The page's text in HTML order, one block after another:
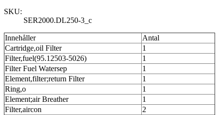
SKU:
SER2000.DL250-3_c
Innehåller
Antal
Cartridge,oil Filter
1
Filter,fuel(95.12503-5026)
1
Filter Fuel Watersep
1
Element,filter;return Filter
1
Ring,o
1
Element;air Breather
1
Filter,aircon
2